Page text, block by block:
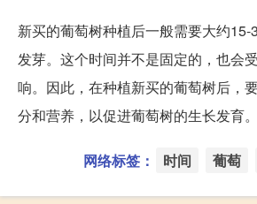
新买的葡萄树种植后一般需要大约15-
发芽。这个时间并不是固定的，也会
响。因此，在种植新买的葡萄树后，
分和营养，以促进葡萄树的生长发育。
网络标签： 时间 葡萄